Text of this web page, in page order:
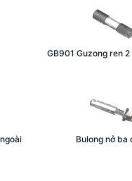
GB901 Guzong
Bulong nở ba